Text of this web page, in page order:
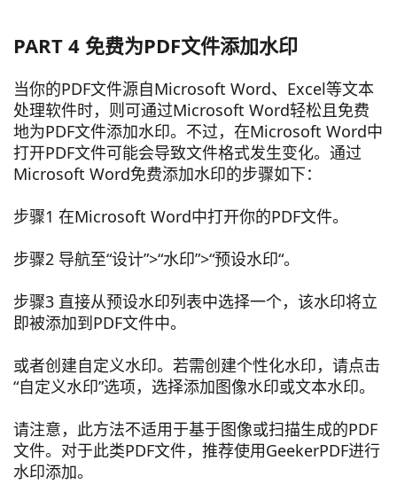
PART 4 免费为PDF文件添加水印
当你的PDF文件源自Microsoft Word、Excel等文本
处理软件时，则可通过Microsoft Word轻松且免费
地为PDF文件添加水印。不过，在Microsoft Word中
打开PDF文件可能会导致文件格式发生变化。通过
Microsoft Word免费添加水印的步骤如下：
步骤1 在Microsoft Word中打开你的PDF文件。
步骤2 导航至“设计”>“水印”>“预设水印“。
步骤3 直接从预设水印列表中选择一个，该水印将立
即被添加到PDF文件中。
或者创建自定义水印。若需创建个性化水印，请点击
“自定义水印”选项，选择添加图像水印或文本水印。
请注意，此方法不适用于基于图像或扫描生成的PDF
文件。对于此类PDF文件，推荐使用GeekerPDF进行
水印添加。